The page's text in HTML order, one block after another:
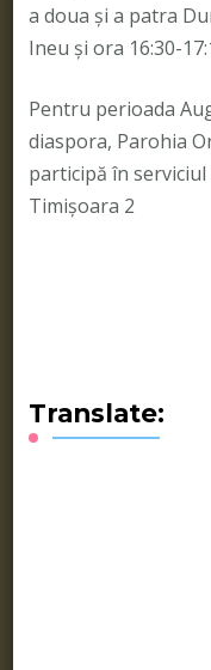
a doua și a patra
Ineu și ora 16:30-
Pentru perioada
diaspora, Parohia
participă în
Timișoara 2
Translate: